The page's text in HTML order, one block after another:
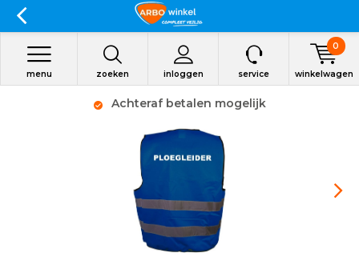
zoeken inloggen
menu service winkelwagen
0
Achteraf betalen mogelijk